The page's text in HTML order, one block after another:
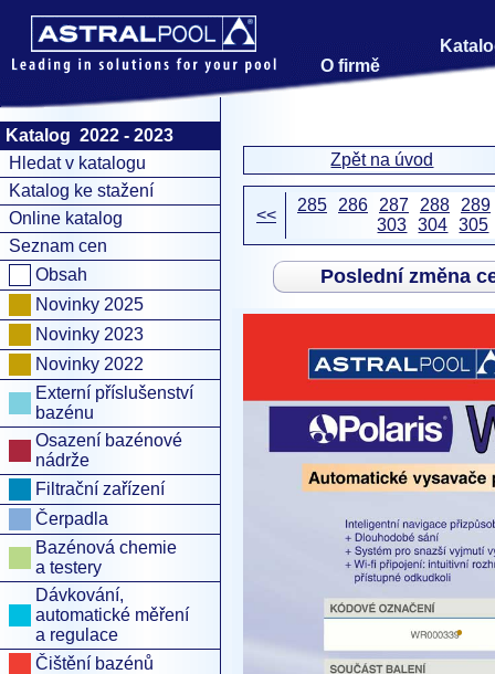
O firmě
Katalog 2022 - 2023
Hledat v katalogu
Katalog ke stažení
Online katalog
Seznam cen
Obsah
Novinky 2025
Novinky 2023
Novinky 2022
Externí příslušenství
bazénu
Osazení bazénové
nádrže
Filtrační zařízení
Čerpadla
Bazénová chemie
a testery
Dávkování,
automatické měření
a regulace
Čištění bazénů
Zpět na úvod
<<
285 286 287 288
289
303
304 305
Poslední změna
•